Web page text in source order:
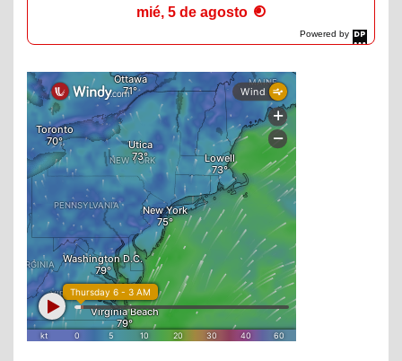
Powered by
DaysPedia.com
mié, 5 de agosto